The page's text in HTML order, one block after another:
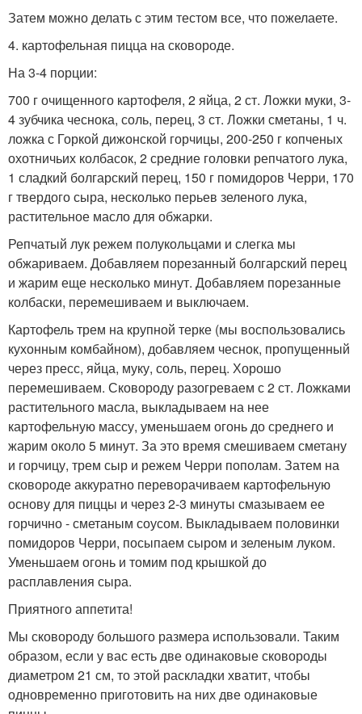
Затем можно делать с этим тестом все, что пожелаете.
4. картофельная пицца на сковороде.
На 3-4 порции:
700 г очищенного картофеля, 2 яйца, 2 ст. Ложки муки, 3-
4 зубчика чеснока, соль, перец, 3 ст. Ложки сметаны, 1 ч.
ложка с Горкой дижонской горчицы, 200-250 г копченых
охотничьих колбасок, 2 средние головки репчатого лука,
1 сладкий болгарский перец, 150 г помидоров Черри, 170
г твердого сыра, несколько перьев зеленого лука,
растительное масло для обжарки.
Репчатый лук режем полукольцами и слегка мы
обжариваем. Добавляем порезанный болгарский перец
и жарим еще несколько минут. Добавляем порезанные
колбаски, перемешиваем и выключаем.
Картофель трем на крупной терке (мы воспользовались
кухонным комбайном), добавляем чеснок, пропущенный
через пресс, яйца, муку, соль, перец. Хорошо
перемешиваем. Сковороду разогреваем с 2 ст. Ложками
растительного масла, выкладываем на нее
картофельную массу, уменьшаем огонь до среднего и
жарим около 5 минут. За это время смешиваем сметану
и горчицу, трем сыр и режем Черри пополам. Затем на
сковороде аккуратно переворачиваем картофельную
основу для пиццы и через 2-3 минуты смазываем ее
горчично - сметаным соусом. Выкладываем половинки
помидоров Черри, посыпаем сыром и зеленым луком.
Уменьшаем огонь и томим под крышкой до
расплавления сыра.
Приятного аппетита!
Мы сковороду большого размера использовали. Таким
образом, если у вас есть две одинаковые сковороды
диаметром 21 см, то этой раскладки хватит, чтобы
одновременно приготовить на них две одинаковые